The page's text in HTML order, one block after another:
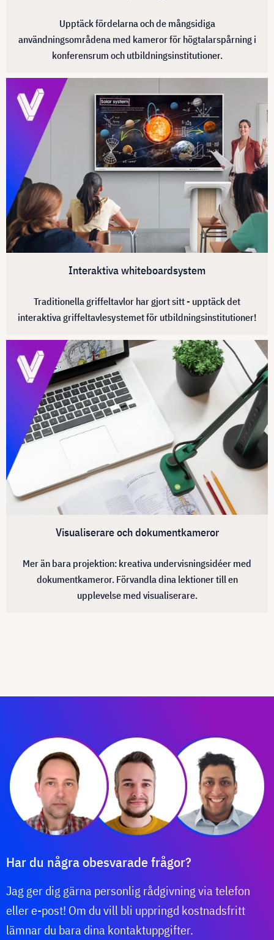
Upptäck fördelarna och de mångsidiga
användningsområdena med kameror för högtalarspårning i
konferensrum och utbildningsinstitutioner.
Interaktiva whiteboardsystem
Traditionella griffeltavlor har gjort sitt - upptäck det
interaktiva griffeltavlesystemet för utbildningsinstitutioner!
Visualiserare och dokumentkameror
Mer än bara projektion: kreativa undervisningsidéer med
dokumentkameror. Förvandla dina lektioner till en
upplevelse med visualiserare.
Har du några obesvarade frågor?
Jag ger dig gärna personlig rådgivning via telefon
eller e-post! Om du vill bli uppringd kostnadsfritt
lämnar du bara dina kontaktuppgifter.